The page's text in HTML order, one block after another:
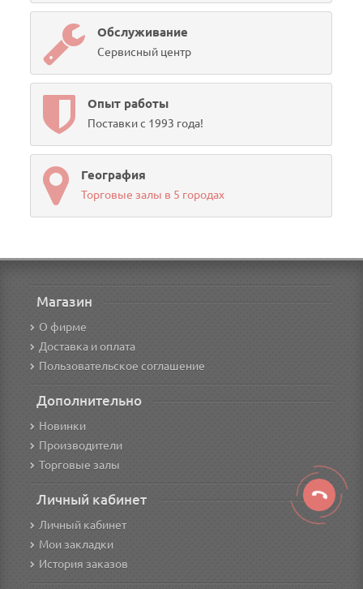
Обслуживание
Сервисный центр
Опыт работы
Поставки с 1993 года!
География
Торговые залы в 5 городах
Магазин
О фирме
Доставка и оплата
Пользовательское соглашение
Дополнительно
Новинки
Производители
Торговые залы
Личный кабинет
Личный кабинет
Мои закладки
История заказов